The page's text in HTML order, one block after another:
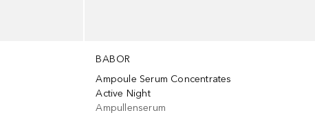
BABOR
Ampoule Serum Concentrates
Active Night
Ampullenserum